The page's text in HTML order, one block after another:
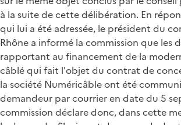
à la suite de cette délibération. En
qui lui a été adressée, le président du
Rhône a informé la commission que les
rapportant au financement de la
câblé qui fait l'objet du contrat de
la société Numéricâble ont été
demandeur par courrier en date du 5
commission déclare donc, dans cette